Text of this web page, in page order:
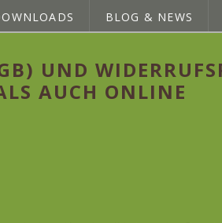
BLOG & NEWS
UND
AUCH ONLINE